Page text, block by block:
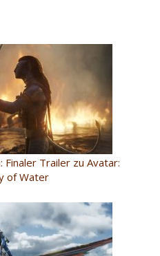
Finaler Trailer zu Avatar:
of Water